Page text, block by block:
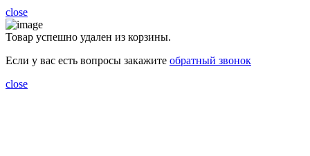
close
Товар успешно удален из корзины.
Если у вас есть вопросы закажите обратный звонок
close